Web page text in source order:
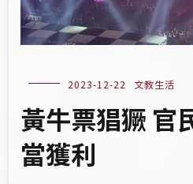
2023-12-22 文教生活
黃牛票猖獗 官
當獲利